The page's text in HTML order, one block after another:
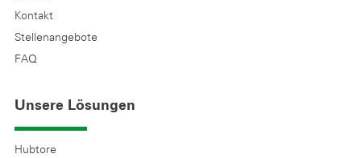
Kontakt
Stellenangebote
FAQ
Unsere Lösungen
Hubtore